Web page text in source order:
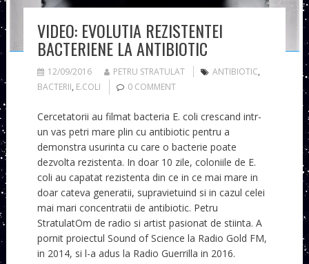
VIDEO: EVOLUTIA REZISTENTEI
BACTERIENE LA ANTIBIOTIC
12/09/2016 PETRU STRATULAT ANTIBIOTIC,
BACTERII, E.COLI 0 COMMENT
Cercetatorii au filmat bacteria E. coli crescand intr-
un vas petri mare plin cu antibiotic pentru a
demonstra usurinta cu care o bacterie poate
dezvolta rezistenta. In doar 10 zile, coloniile de E.
coli au capatat rezistenta din ce in ce mai mare in
doar cateva generatii, supravietuind si in cazul celei
mai mari concentratii de antibiotic. Petru
StratulatOm de radio si artist pasionat de stiinta. A
pornit proiectul Sound of Science la Radio Gold FM,
in 2014, si l-a adus la Radio Guerrilla in 2016.